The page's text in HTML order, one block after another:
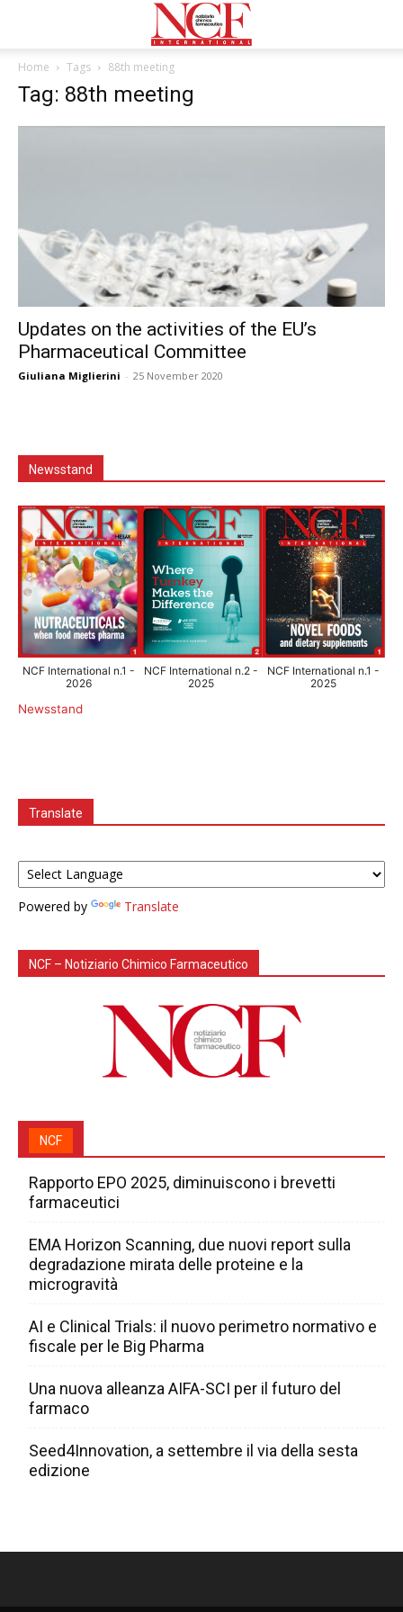
Home Tags 88th meeting
Tag: 88th meeting
Updates on the activities of the EU’s
Pharmaceutical Committee
Giuliana Miglierini - 25 November 2020
Newsstand
NCF International n.1 -
2026
NCF International n.2 -
2025
NCF International n.1 -
2025
Newsstand
Translate
Powered by Translate
NCF – Notiziario Chimico Farmaceutico
NCF
Rapporto EPO 2025, diminuiscono i brevetti
farmaceutici
EMA Horizon Scanning, due nuovi report sulla
degradazione mirata delle proteine e la
microgravità
AI e Clinical Trials: il nuovo perimetro normativo e
fiscale per le Big Pharma
Una nuova alleanza AIFA-SCI per il futuro del
farmaco
Seed4Innovation, a settembre il via della sesta
edizione